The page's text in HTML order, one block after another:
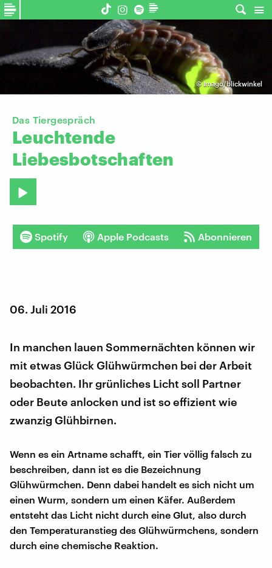
©Imago/blickwinkel
Das Tiergespräch
Leuchtende
Liebesbotschaften
Spotify Apple Podcasts Abonnieren
06. Juli 2016
In manchen lauen Sommernächten können wir
mit etwas Glück Glühwürmchen bei der Arbeit
beobachten. Ihr grünliches Licht soll Partner
oder Beute anlocken und ist so effizient wie
zwanzig Glühbirnen.
Wenn es ein Artname schafft, ein Tier völlig falsch zu
beschreiben, dann ist es die Bezeichnung
Glühwürmchen. Denn dabei handelt es sich nicht um
einen Wurm, sondern um einen Käfer. Außerdem
entsteht das Licht nicht durch eine Glut, also durch
den Temperaturanstieg des Glühwürmchens, sondern
durch eine chemische Reaktion.